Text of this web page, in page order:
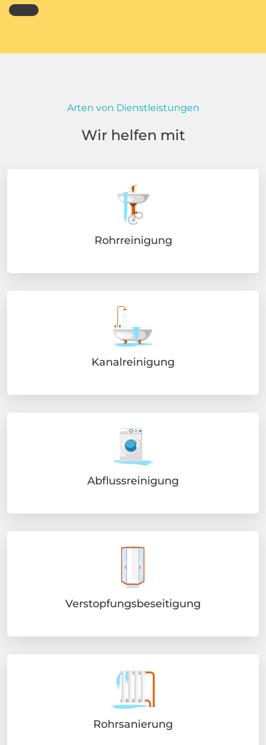
Arten von Dienstleistungen
Wir helfen mit
Rohrreinigung
Kanalreinigung
Abflussreinigung
Verstopfungsbeseitigung
Rohrsanierung